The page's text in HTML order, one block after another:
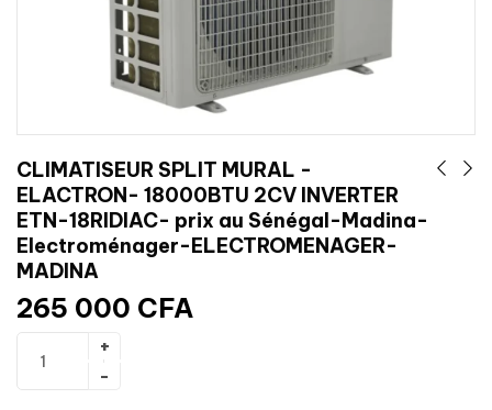
CLIMATISEUR SPLIT MURAL -
ELACTRON- 18000BTU 2CV INVERTER
ETN-18RIDIAC- prix au Sénégal-Madina-
Electroménager-ELECTROMENAGER-
MADINA
265 000 CFA